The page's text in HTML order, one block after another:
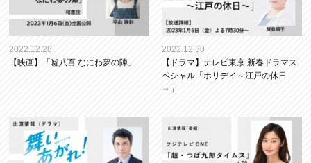
2022.12.28
【映画】「噓八百 なにわ夢の陣」
2022.12.30
【ドラマ】テレビ東京 新春ドラマス
ペシャル「ホリデイ～江戸の休日
～」